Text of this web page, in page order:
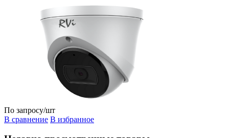
По запросу/шт
В сравнение В избранное